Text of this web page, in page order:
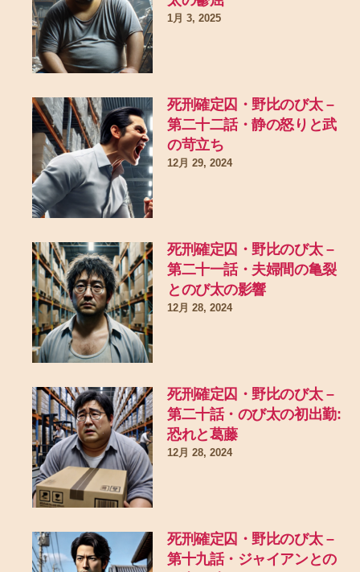
1月 3, 2025
死刑確定囚・野比のび太 –
第二十二話・静の怒りと武
の苛立ち
12月 29, 2024
死刑確定囚・野比のび太 –
第二十一話・夫婦間の亀裂
とのび太の影響
12月 28, 2024
死刑確定囚・野比のび太 –
第二十話・のび太の初出勤:
恐れと葛藤
12月 28, 2024
死刑確定囚・野比のび太 –
第十九話・ジャイアンとの